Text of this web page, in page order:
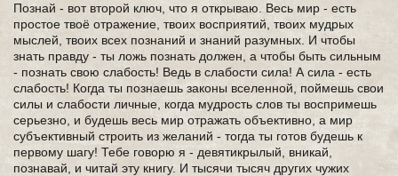
Познай - вот второй ключ, что я открываю. Весь мир - есть
простое твоё отражение, твоих восприятий, твоих мудрых
мыслей, твоих всех познаний и знаний разумных. И чтобы
знать правду - ты ложь познать должен, а чтобы быть сильным
- познать свою слабость! Ведь в слабости сила! А сила - есть
слабость! Когда ты познаешь законы вселенной, поймешь свои
силы и слабости личные, когда мудрость слов ты воспримешь
серьезно, и будешь весь мир отражать объективно, а мир
субъективный строить из желаний - тогда ты готов будешь к
первому шагу! Тебе говорю я - девятикрылый, вникай,
познавай, и читай эту книгу. И тысячи тысяч других чужих